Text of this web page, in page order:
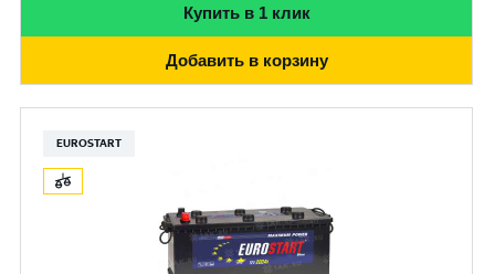
Купить в 1 клик
Добавить в корзину
EUROSTART